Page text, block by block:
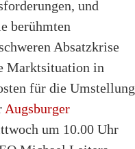
und
berühmten
Absatzkrise
Marktsituation in
für die Umstellung
Augsburger
um 10.00 Uhr